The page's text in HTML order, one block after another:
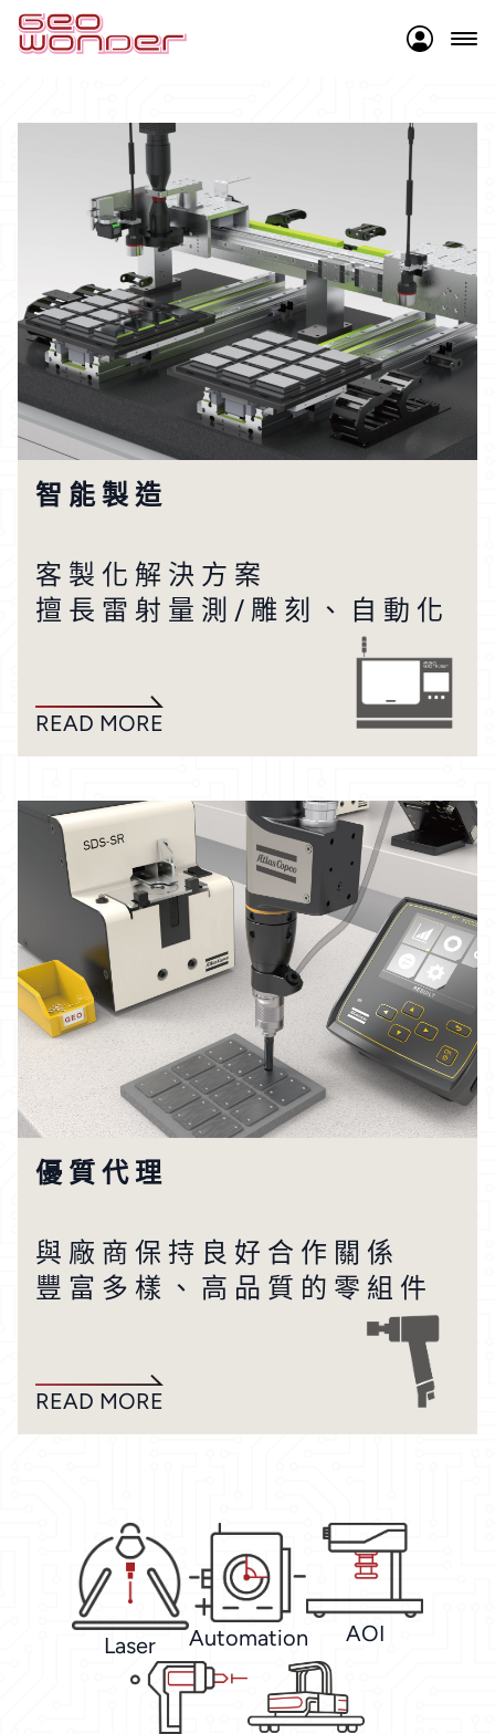
智能製造
優質代理
關於佳靖
最新消息
智 能 製 造
客 製 化 解 決 方 案
擅 長 雷 射 量 測 / 雕 刻 、 自 動 化
READ MORE
優 質 代 理
與 廠 商 保 持 良 好 合 作 關 係
豐 富 多 樣 、 高 品 質 的 零 組 件
READ MORE
Laser Automation AOI